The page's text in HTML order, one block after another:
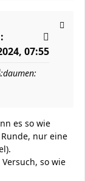
07:55
es so wie
nur eine
so wie